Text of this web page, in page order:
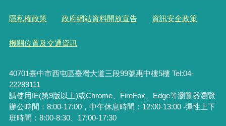
隱私權政策 政府網站資料開放宣告 資訊安全政策
機關位置及交通資訊
40701臺中市西屯區臺灣大道三段99號惠中樓5樓 Tel:04-
22289111
請使用IE(第9版以上)或Chrome、FireFox、Edge等瀏覽器瀏覽
辦公時間：8:00-17:00，中午休息時間：12:00-13:00 ‧彈性上下
班時間：8:00-8:30、17:00-17:30